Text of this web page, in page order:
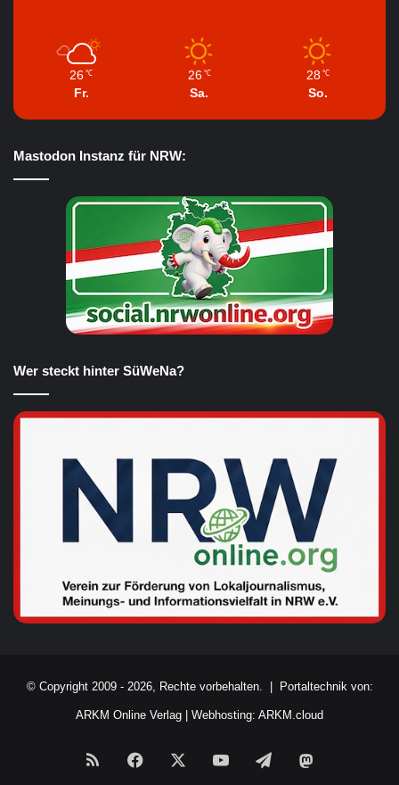
26 ℃
Fr.
26 ℃
Sa.
28 ℃
So.
Mastodon Instanz für NRW:
Wer steckt hinter SüWeNa?
© Copyright 2009 - 2026, Rechte vorbehalten. | Portaltechnik von:
ARKM Online Verlag Webhosting: ARKM.cloud
RSS Facebook YouTubeTelegram